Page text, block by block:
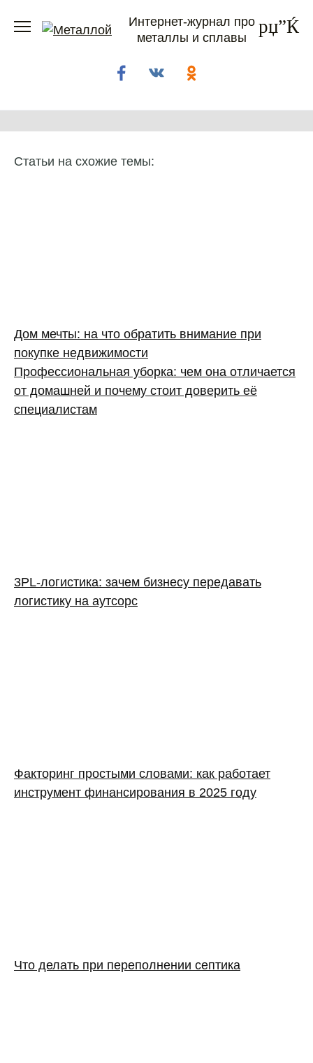
Интернет-журнал про
металлы и сплавы
Статьи на схожие темы:
Дом мечты: на что обратить внимание при
покупке недвижимости
Профессиональная уборка: чем она отличается
от домашней и почему стоит доверить её
специалистам
3PL‑логистика: зачем бизнесу передавать
логистику на аутсорс
Факторинг простыми словами: как работает
инструмент финансирования в 2025 году
Что делать при переполнении септика